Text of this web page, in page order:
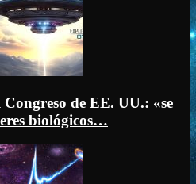
Congreso de EE. UU.: «se
biológicos…